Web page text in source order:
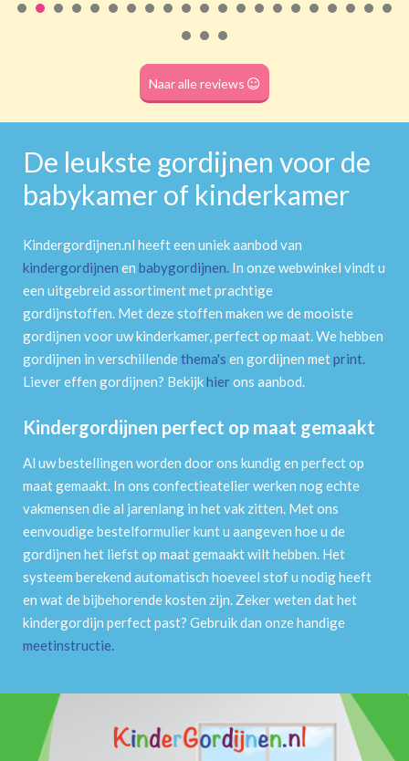
(dubbele tunnel)
Naar alle reviews
De leukste gordijnen voor de
babykamer of kinderkamer
Kindergordijnen.nl heeft een uniek aanbod van
kindergordijnen en babygordijnen. In onze webwinkel vindt u
een uitgebreid assortiment met prachtige
gordijnstoffen. Met deze stoffen maken we de mooiste
gordijnen voor uw kinderkamer, perfect op maat. We hebben
gordijnen in verschillendethema's en gordijnen metprint.
Liever effen gordijnen? Bekijkhierons aanbod.
Kindergordijnen perfect op maat gemaakt
Al uw bestellingen worden door ons kundig en perfect op
maat gemaakt. In ons confectieatelier werken nog echte
vakmensen die al jarenlang in het vak zitten. Met ons
eenvoudige bestelformulier kunt u aangeven hoe u de
gordijnen het liefst op maat gemaakt wilt hebben. Het
systeem berekend automatisch hoeveel stof u nodig heeft
en wat de bijbehorende kosten zijn. Zeker weten dat het
kindergordijn perfect past? Gebruik dan onze handige
meetinstructie.